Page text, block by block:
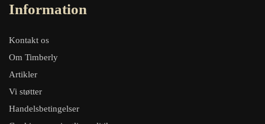
Information
Kontakt os
Om Timberly
Artikler
Vi støtter
Handelsbetingelser